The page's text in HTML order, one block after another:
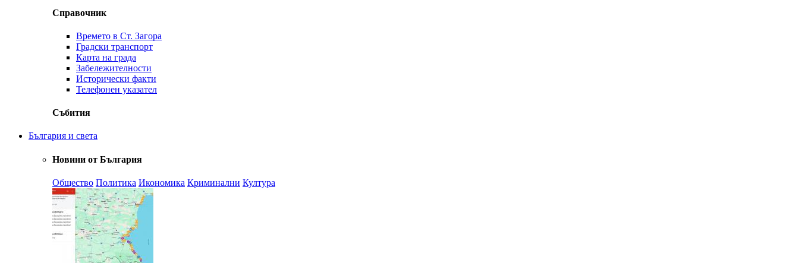
Справочник
Времето в Ст. Загора
Градски транспорт
Карта на града
Забележителности
Исторически факти
Телефонен указател
Събития
България и света
Новини от България
Общество Политика Икономика Криминални Култура